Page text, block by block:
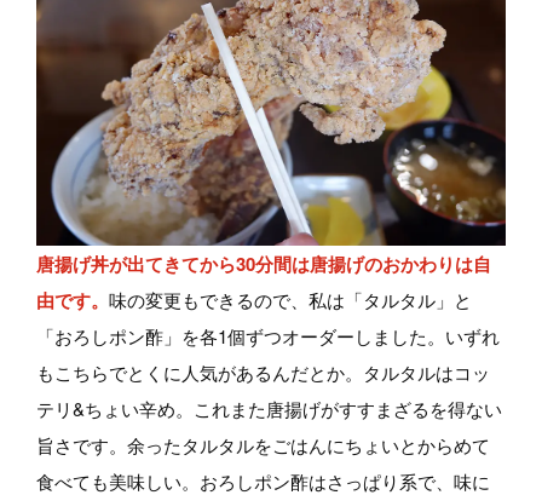
唐揚げ丼が出てきてから30分間は唐揚げのおかわりは自
由です。 味の変更もできるので、私は「タルタル」と
「おろしポン酢」を各1個ずつオーダーしました。いずれ
もこちらでとくに人気があるんだとか。タルタルはコッ
テリ&ちょい辛め。これまた唐揚げがすすまざるを得ない
旨さです。余ったタルタルをごはんにちょいとからめて
食べても美味しい。おろしポン酢はさっぱり系で、味に